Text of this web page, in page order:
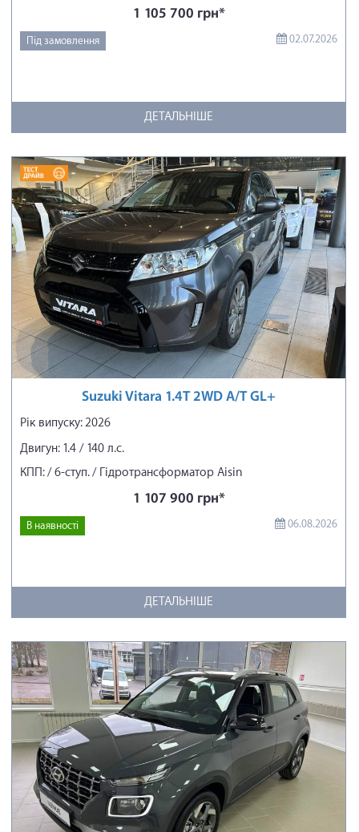
1 105 700 грн*
Під замовлення 02.07.2026
ДЕТАЛЬНІШЕ
Suzuki Vitara 1.4T 2WD A/T GL+
Рік випуску: 2026
Двигун: 1.4 / 140 л.с.
КПП: / 6-ступ. / Гідротрансформатор Aisin
1 107 900 грн*
В наявності 06.08.2026
ДЕТАЛЬНІШЕ